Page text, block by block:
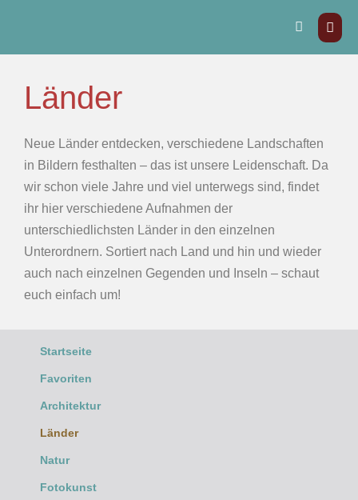
Länder
Neue Länder entdecken, verschiedene Landschaften
in Bildern festhalten – das ist unsere Leidenschaft. Da
wir schon viele Jahre und viel unterwegs sind, findet
ihr hier verschiedene Aufnahmen der
unterschiedlichsten Länder in den einzelnen
Unterordnern. Sortiert nach Land und hin und wieder
auch nach einzelnen Gegenden und Inseln – schaut
euch einfach um!
Startseite
Favoriten
Architektur
Länder
Natur
Fotokunst